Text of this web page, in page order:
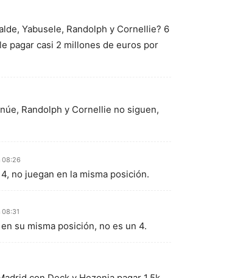
Yabusele, Randolph y Cornellie? 6
pagar casi 2 millones de euros por
Randolph y Cornellie no siguen,
08:26
no juegan en la misma posición.
su misma posición, no es un 4.